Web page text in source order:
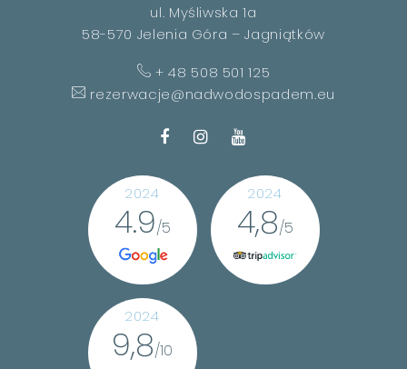
ul. Myśliwska 1a
58-570 Jelenia Góra – Jagniątków
+ 48 508 501 125
rezerwacje@nadwodospadem.eu
2024
4.9/5
2024
4,8/5
2024
9,8/10